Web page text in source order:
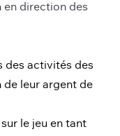
en direction des
des activités des
de leur argent de
le jeu en tant